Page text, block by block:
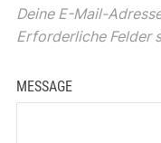
Deine E-Mail-
Erforderliche Felder
MESSAGE